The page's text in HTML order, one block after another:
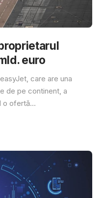
euro
care are una
de pe continent, a
o ofertă...